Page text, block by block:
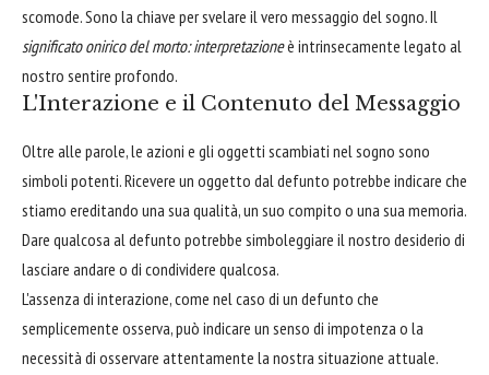
scomode. Sono la chiave per svelare il vero messaggio del sogno. Il
significato onirico del morto: interpretazioneè intrinsecamente legato al
nostro sentire profondo.
L'Interazione e il Contenuto del Messaggio
Oltre alle parole, le azioni e gli oggetti scambiati nel sogno sono
simboli potenti. Ricevere un oggetto dal defunto potrebbe indicare che
stiamo ereditando una sua qualità, un suo compito o una sua memoria.
Dare qualcosa al defunto potrebbe simboleggiare il nostro desiderio di
lasciare andare o di condividere qualcosa.
L'assenza di interazione, come nel caso di un defunto che
semplicemente osserva, può indicare un senso di impotenza o la
necessità di osservare attentamente la nostra situazione attuale.